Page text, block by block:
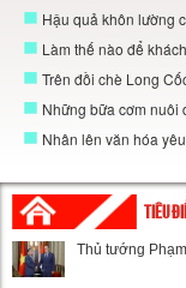
Hậu quả khôn lường
Làm thế nào để
Trên đồi chè Long
Những bữa cơm nuôi
Nhân lên văn hóa
TIÊU
Thủ tướng